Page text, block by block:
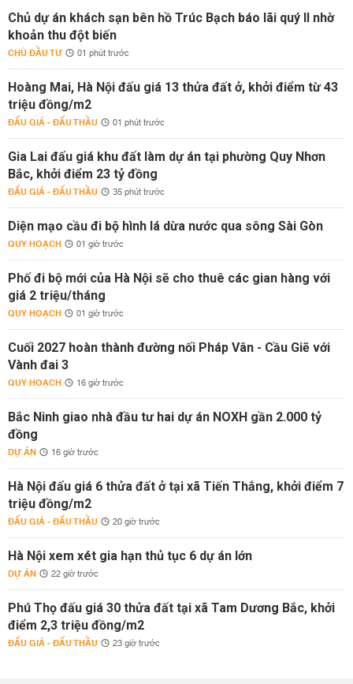
Chủ dự án khách sạn bên hồ Trúc Bạch báo lãi quý II nhờ
khoản thu đột biến
CHỦ ĐẦU TƯ 01 phút trước
Hoàng Mai, Hà Nội đấu giá 13 thửa đất ở, khởi điểm từ 43
triệu đồng/m2
ĐẤU GIÁ - ĐẤU THẦU 01 phút trước
Gia Lai đấu giá khu đất làm dự án tại phường Quy Nhơn
Bắc, khởi điểm 23 tỷ đồng
ĐẤU GIÁ - ĐẤU THẦU 35 phút trước
Diện mạo cầu đi bộ hình lá dừa nước qua sông Sài Gòn
QUY HOẠCH 01 giờ trước
Phố đi bộ mới của Hà Nội sẽ cho thuê các gian hàng với
giá 2 triệu/tháng
QUY HOẠCH 01 giờ trước
Cuối 2027 hoàn thành đường nối Pháp Vân - Cầu Giẽ với
Vành đai 3
QUY HOẠCH 16 giờ trước
Bắc Ninh giao nhà đầu tư hai dự án NOXH gần 2.000 tỷ
đồng
DỰ ÁN 16 giờ trước
Hà Nội đấu giá 6 thửa đất ở tại xã Tiến Thắng, khởi điểm 7
triệu đồng/m2
ĐẤU GIÁ - ĐẤU THẦU 20 giờ trước
Hà Nội xem xét gia hạn thủ tục 6 dự án lớn
DỰ ÁN 22 giờ trước
Phú Thọ đấu giá 30 thửa đất tại xã Tam Dương Bắc, khởi
điểm 2,3 triệu đồng/m2
ĐẤU GIÁ - ĐẤU THẦU 23 giờ trước